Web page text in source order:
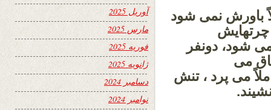
باورش نمی شود
چرتهایش
شود، دونفر
می
می پرد ، تنش
آوریل 2025
مارس 2025
فوریه 2025
ژانویه 2025
دسامبر 2024
نوامبر 2024